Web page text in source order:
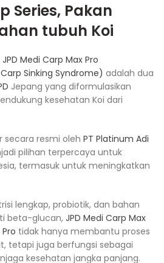
Series, Pakan
tubuh Koi
JPD Medi Carp Max Pro
Sinking Syndrome) adalah dua
Jepang yang diformulasikan
kesehatan Koi dari
secara resmi oleh PT Platinum Adi
pilihan terpercaya untuk
termasuk untuk meningkatkan
lengkap, probiotik, dan bahan
beta-glucan, JPD Medi Carp Max
tidak hanya membantu proses
tetapi juga berfungsi sebagai
kesehatan jangka panjang.